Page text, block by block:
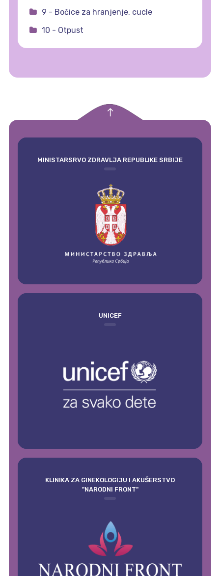
9 - Bočice za hranjenje, cucle
10 - Otpust
MINISTARSRVO ZDRAVLJA REPUBLIKE SRBIJE
UNICEF
KLINIKA ZA GINEKOLOGIJU I AKUŠERSTVO
"NARODNI FRONT"